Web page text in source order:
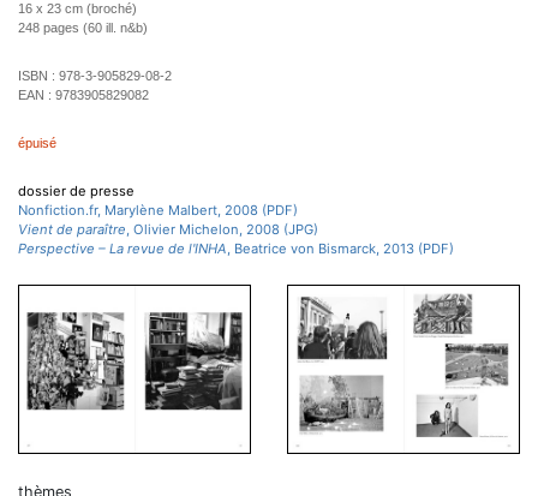
16 x 23 cm (broché)
248 pages (60 ill. n&b)
ISBN : 978-3-905829-08-2
EAN : 9783905829082
épuisé
dossier de presse
Nonfiction.fr, Marylène Malbert, 2008 (PDF)
Vient de paraître, Olivier Michelon, 2008 (JPG)
Perspective – La revue de l'INHA, Beatrice von Bismarck, 2013 (PDF)
thèmes